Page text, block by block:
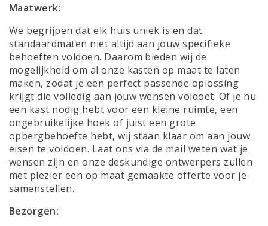
Maatwerk:
We begrijpen dat elk huis uniek is en dat
standaardmaten niet altijd aan jouw specifieke
behoeften voldoen. Daarom bieden wij de
mogelijkheid om al onze kasten op maat te laten
maken, zodat je een perfect passende oplossing
krijgt die volledig aan jouw wensen voldoet. Of je nu
een kast nodig hebt voor een kleine ruimte, een
ongebruikelijke hoek of juist een grote
opbergbehoefte hebt, wij staan klaar om aan jouw
eisen te voldoen. Laat ons via de mail weten wat je
wensen zijn en onze deskundige ontwerpers zullen
met plezier een op maat gemaakte offerte voor je
samenstellen.
Bezorgen: